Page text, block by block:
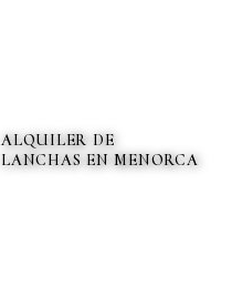
ALQUILER DE
LANCHAS EN MENORCA